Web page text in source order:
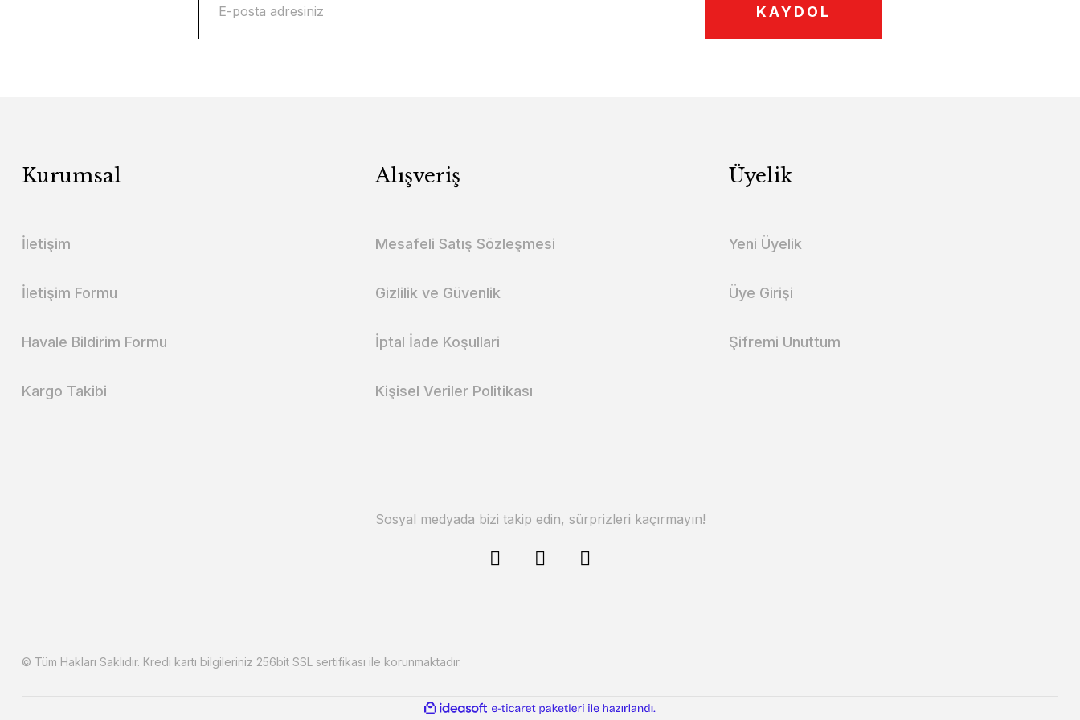
KAYDOL
Kurumsal
İletişim
İletişim Formu
Havale Bildirim Formu
Kargo Takibi
Alışveriş
Mesafeli Satış Sözleşmesi
Gizlilik ve Güvenlik
İptal İade Koşullari
Kişisel Veriler Politikası
Üyelik
Yeni Üyelik
Üye Girişi
Şifremi Unuttum
Sosyal medyada bizi takip edin, sürprizleri kaçırmayın!
© Tüm Hakları Saklıdır. Kredi kartı bilgileriniz 256bit SSL sertifikası ile korunmaktadır.
ideasoft
e-